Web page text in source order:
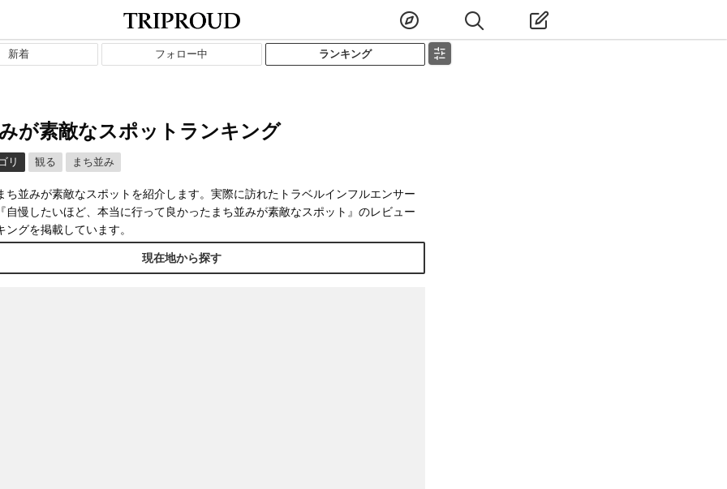
新着 フォロー中 ランキング
が素敵なスポットランキング
リ 観る まち並み
ち並みが素敵なスポットを紹介します。実際に訪れたトラベルインフルエンサー
自慢したいほど、本当に行って良かったまち並みが素敵なスポット』のレビュー
ングを掲載しています。
現在地から探す